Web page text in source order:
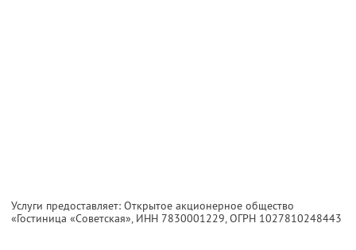
Услуги предоставляет: Открытое акционерное общество
«Гостиница «Советская», ИНН 7830001229, ОГРН 1027810248443